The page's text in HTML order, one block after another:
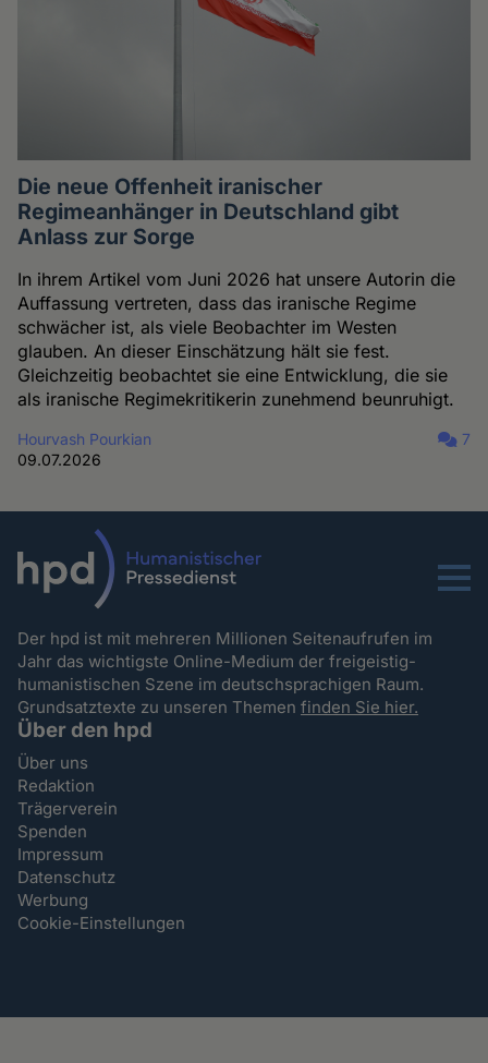
Die neue Offenheit iranischer
Regimeanhänger in Deutschland gibt
Anlass zur Sorge
In ihrem Artikel vom Juni 2026 hat unsere Autorin die
Auffassung vertreten, dass das iranische Regime
schwächer ist, als viele Beobachter im Westen
glauben. An dieser Einschätzung hält sie fest.
Gleichzeitig beobachtet sie eine Entwicklung, die sie
als iranische Regimekritikerin zunehmend beunruhigt.
Hourvash Pourkian
09.07.2026
7
Menu
Der hpd ist mit mehreren Millionen Seitenaufrufen im
Jahr das wichtigste Online-Medium der freigeistig-
humanistischen Szene im deutschsprachigen Raum.
Grundsatztexte zu unseren Themenfinden Sie hier.
Über den hpd
Über uns
Redaktion
Trägerverein
Spenden
Impressum
Datenschutz
Werbung
Cookie-Einstellungen